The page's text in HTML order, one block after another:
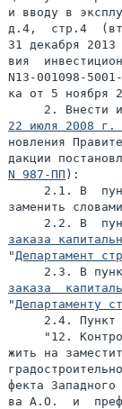
и вводу в
д.4,  стр.4
31 декабря
вия
N13-001098-
ка от 5 ноября
22 июля 2008 г.
новления
дакции
N 987-ПП ):
2.1. В
заменить
2.2. В
заказа
"Департамент
2.3. В
заказа
"Департаменту
2.4. Пункт
"12.
жить на
фекта
ва А.О.  и